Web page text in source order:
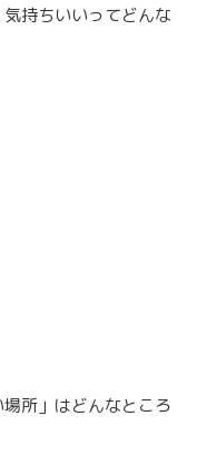
持ちいいってどんな
所」はどんなところ